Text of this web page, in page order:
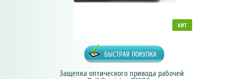
хит
БЫСТРАЯ ПОКУПКА
Защелка оптического привода рабочей